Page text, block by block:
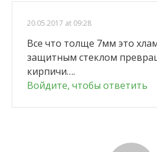
20.05.2017 at 09:28
Все что толще 7мм это
защитным стеклом
кирпичи….
Войдите, чтобы ответить